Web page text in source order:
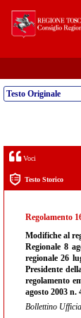
Testo Originale
Voci
Testo Storico
Regolamento
Modifiche al
Regionale 8
regionale 26
Presidente
regolamento
agosto 2003
Bollettino